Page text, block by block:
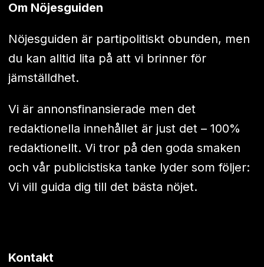
Om Nöjesguiden
Nöjesguiden är partipolitiskt obunden, men
du kan alltid lita på att vi brinner för
jämställdhet.
Vi är annonsfinansierade men det
redaktionella innehållet är just det – 100%
redaktionellt. Vi tror på den goda smaken
och vår publicistiska tanke lyder som följer:
Vi vill guida dig till det bästa nöjet.
Kontakt